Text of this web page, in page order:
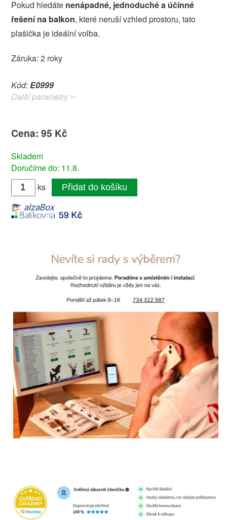
Pokud hledáte nenápadné, jednoduché a účinné
řešení na balkon, které neruší vzhled prostoru, tato
plašička je ideální volba.
Záruka: 2 roky
Kód:E0999
Další parametry
Cena: 95 Kč
Skladem
Doručíme do: 11.8.
ks
Přidat do košíku